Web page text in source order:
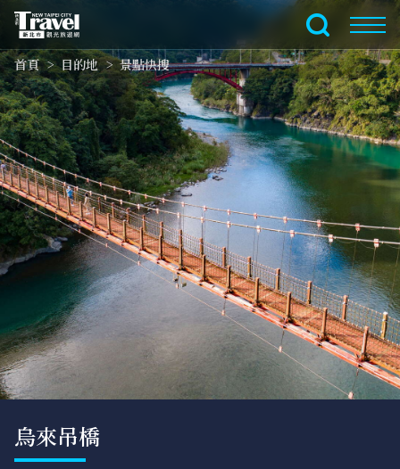
主
要
內
容
區
塊
全文檢索
首頁 目的地 景點快搜
烏來吊橋